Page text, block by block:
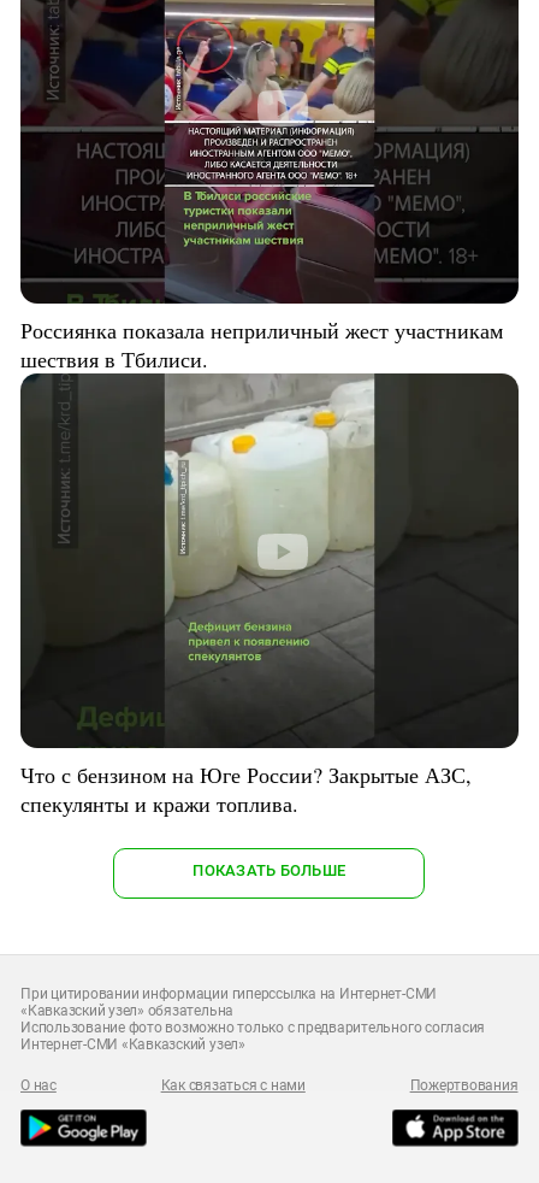
Россиянка показала неприличный жест участникам
шествия в Тбилиси.
Что с бензином на Юге России? Закрытые АЗС,
спекулянты и кражи топлива.
ПОКАЗАТЬ БОЛЬШЕ
При цитировании информации гиперссылка на Интернет-СМИ
«Кавказский узел» обязательна
Использование фото возможно только с предварительного согласия
Интернет-СМИ «Кавказский узел»
О нас Как связаться с нами Пожертвования